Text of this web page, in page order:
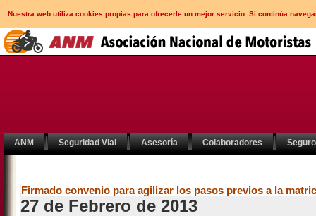
Nuestra web utiliza cookies propias para ofrecerle un mejor servicio. Si continúa
ANM Seguridad Vial Asesoría Colaboradores
Firmado convenio para agilizar los pasos previos a la
27 de Febrero de 2013